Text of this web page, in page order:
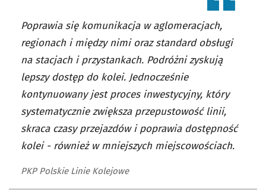
Poprawia się komunikacja w aglomeracjach,
regionach i między nimi oraz standard obsługi
na stacjach i przystankach. Podróżni zyskują
lepszy dostęp do kolei. Jednocześnie
kontynuowany jest proces inwestycyjny, który
systematycznie zwiększa przepustowość linii,
skraca czasy przejazdów i poprawia dostępność
kolei - również w mniejszych miejscowościach.
PKP Polskie Linie Kolejowe